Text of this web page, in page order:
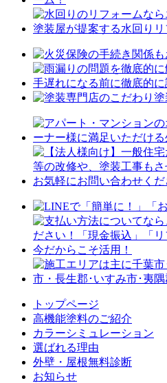
トップページ
⾼機能塗料のご紹介
カラーシミュレーション
選ばれる理由
外壁・屋根無料診断
お知らせ